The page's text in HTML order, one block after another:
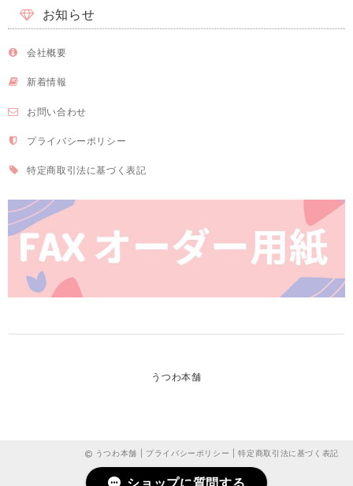
お知らせ
会社概要
新着情報
お問い合わせ
プライバシーポリシー
特定商取引法に基づく表記
うつわ本舗
うつわ本舗 | プライバシーポリシー |特定商取引法に基づく表記
ショップに質問する